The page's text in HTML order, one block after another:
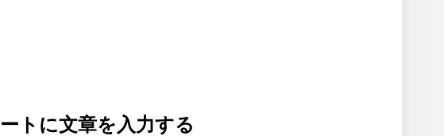
トに文章を入力する